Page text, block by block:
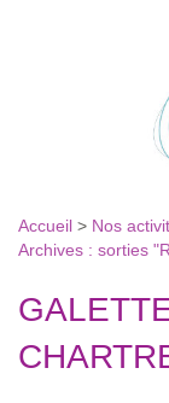
Accueil> Nos
Archives : sorties